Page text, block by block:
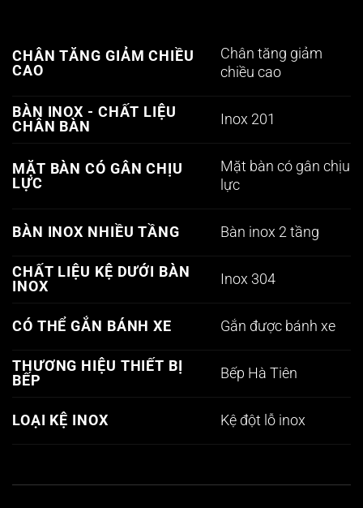
CHÂN TĂNG GIẢM CHIỀU
CAO
Chân tăng giảm
chiều cao
BÀN INOX - CHẤT LIỆU
CHÂN BÀN
Inox 201
MẶT BÀN CÓ GÂN CHỊU
LỰC
Mặt bàn có gân chịu
lực
BÀN INOX NHIỀU TẦNG Bàn inox 2 tầng
CHẤT LIỆU KỆ DƯỚI BÀN
INOX
Inox 304
CÓ THỂ GẮN BÁNH XE Gắn được bánh xe
THƯƠNG HIỆU THIẾT BỊ
BẾP
Bếp Hà Tiên
LOẠI KỆ INOX Kệ đột lỗ inox